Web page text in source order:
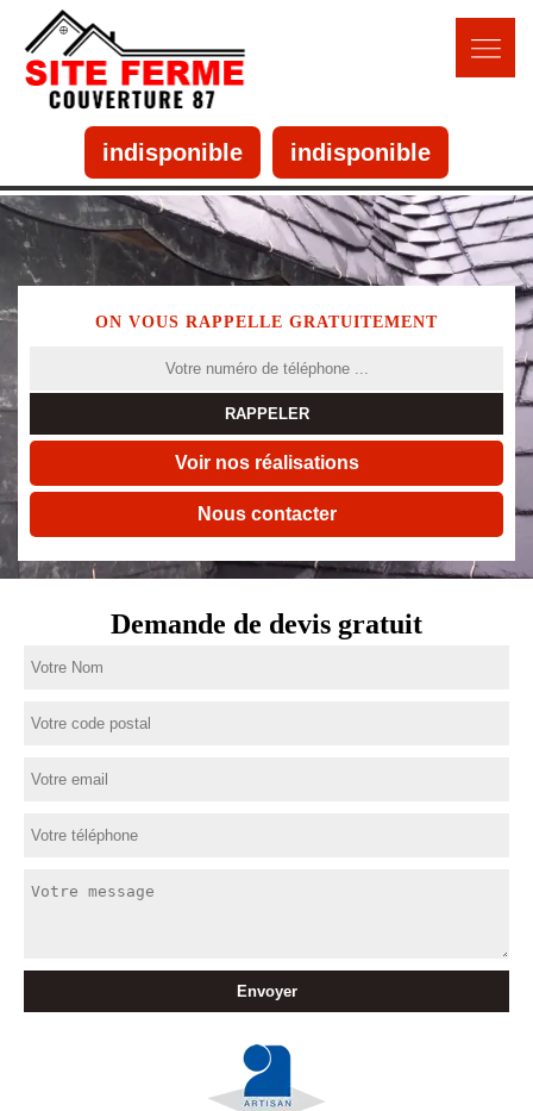
indisponible indisponible
ON VOUS RAPPELLE GRATUITEMENT
Voir nos réalisations
Nous contacter
Demande de devis gratuit